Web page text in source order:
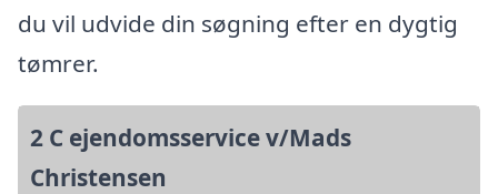
du vil udvide din søgning efter en dygtig
tømrer.
2 C ejendomsservice v/Mads
Christensen